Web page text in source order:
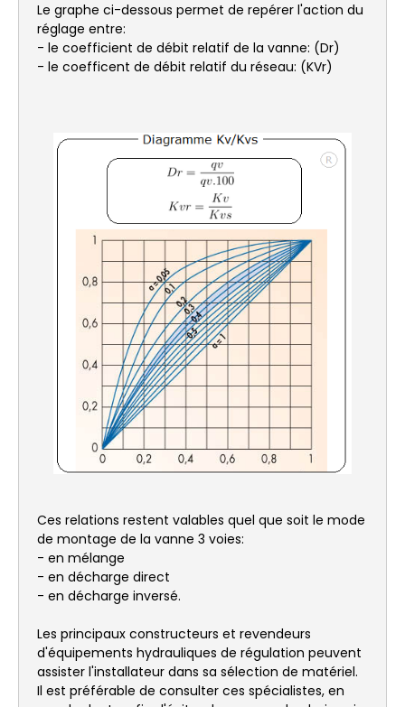
Le graphe ci-dessous permet de repérer l'action du
réglage entre:
- le coefficient de débit relatif de la vanne: (Dr)
- le coefficent de débit relatif du réseau: (KVr)
Ces relations restent valables quel que soit le mode
de montage de la vanne 3 voies:
- en mélange
- en décharge direct
- en décharge inversé.
Les principaux constructeurs et revendeurs
d'équipements hydrauliques de régulation peuvent
assister l'installateur dans sa sélection de matériel.
Il est préférable de consulter ces spécialistes, en